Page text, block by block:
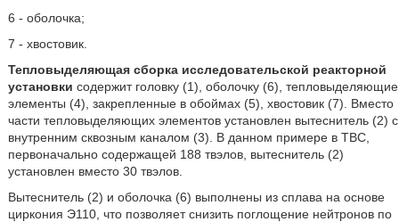
6 - оболочка;
7 - хвостовик.
Тепловыделяющая сборка исследовательской реакторной
установки содержит головку (1), оболочку (6), тепловыделяющие
элементы (4), закрепленные в обоймах (5), хвостовик (7). Вместо
части тепловыделяющих элементов установлен вытеснитель (2) с
внутренним сквозным каналом (3). В данном примере в ТВС,
первоначально содержащей 188 твэлов, вытеснитель (2)
установлен вместо 30 твэлов.
Вытеснитель (2) и оболочка (6) выполнены из сплава на основе
циркония Э110, что позволяет снизить поглощение нейтронов по